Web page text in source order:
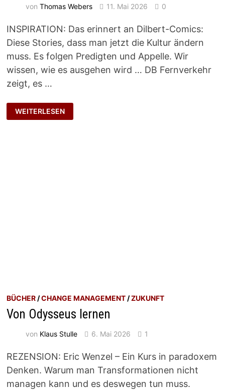
vonThomas Webers 11. Mai 2026 0
INSPIRATION: Das erinnert an Dilbert-Comics:
Diese Stories, dass man jetzt die Kultur ändern
muss. Es folgen Predigten und Appelle. Wir
wissen, wie es ausgehen wird … DB Fernverkehr
zeigt, es …
PRIMAT
DER
PRAXIS
WEITERLESEN
BÜCHER /CHANGE MANAGEMENT /ZUKUNFT
Von Odysseus lernen
von Klaus Stulle 6. Mai 2026 1
REZENSION: Eric Wenzel – Ein Kurs in paradoxem
Denken. Warum man Transformationen nicht
managen kann und es deswegen tun muss.